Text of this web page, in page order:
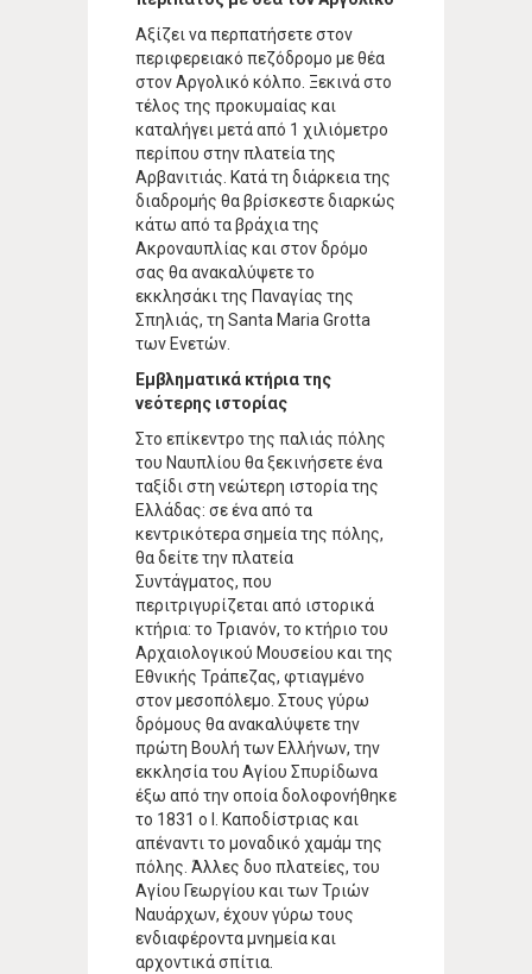
Αξίζει να περπατήσετε στον
περιφερειακό πεζόδρομο με θέα
στον Αργολικό κόλπο. Ξεκινά στο
τέλος της προκυμαίας και
καταλήγει μετά από 1 χιλιόμετρο
περίπου στην πλατεία της
Αρβανιτιάς. Κατά τη διάρκεια της
διαδρομής θα βρίσκεστε διαρκώς
κάτω από τα βράχια της
Ακροναυπλίας και στον δρόμο
σας θα ανακαλύψετε το
εκκλησάκι της Παναγίας της
Σπηλιάς, τη Santa Maria Grotta
των Ενετών.
Εμβληματικά κτήρια της
νεότερης ιστορίας
Στο επίκεντρο της παλιάς πόλης
του Ναυπλίου θα ξεκινήσετε ένα
ταξίδι στη νεώτερη ιστορία της
Ελλάδας: σε ένα από τα
κεντρικότερα σημεία της πόλης,
θα δείτε την πλατεία
Συντάγματος, που
περιτριγυρίζεται από ιστορικά
κτήρια: το Τριανόν, το κτήριο του
Αρχαιολογικού Μουσείου και της
Εθνικής Τράπεζας, φτιαγμένο
στον μεσοπόλεμο. Στους γύρω
δρόμους θα ανακαλύψετε την
πρώτη Βουλή των Ελλήνων, την
εκκλησία του Αγίου Σπυρίδωνα
έξω από την οποία δολοφονήθηκε
το 1831 ο Ι. Καποδίστριας και
απέναντι το μοναδικό χαμάμ της
πόλης. Άλλες δυο πλατείες, του
Αγίου Γεωργίου και των Τριών
Ναυάρχων, έχουν γύρω τους
ενδιαφέροντα μνημεία και
αρχοντικά σπίτια.